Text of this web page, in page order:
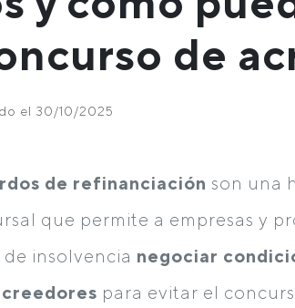
de
el 30/10/2025
de refinanciación son una
que permite a empresas y
insolvencia negociar
para evitar el